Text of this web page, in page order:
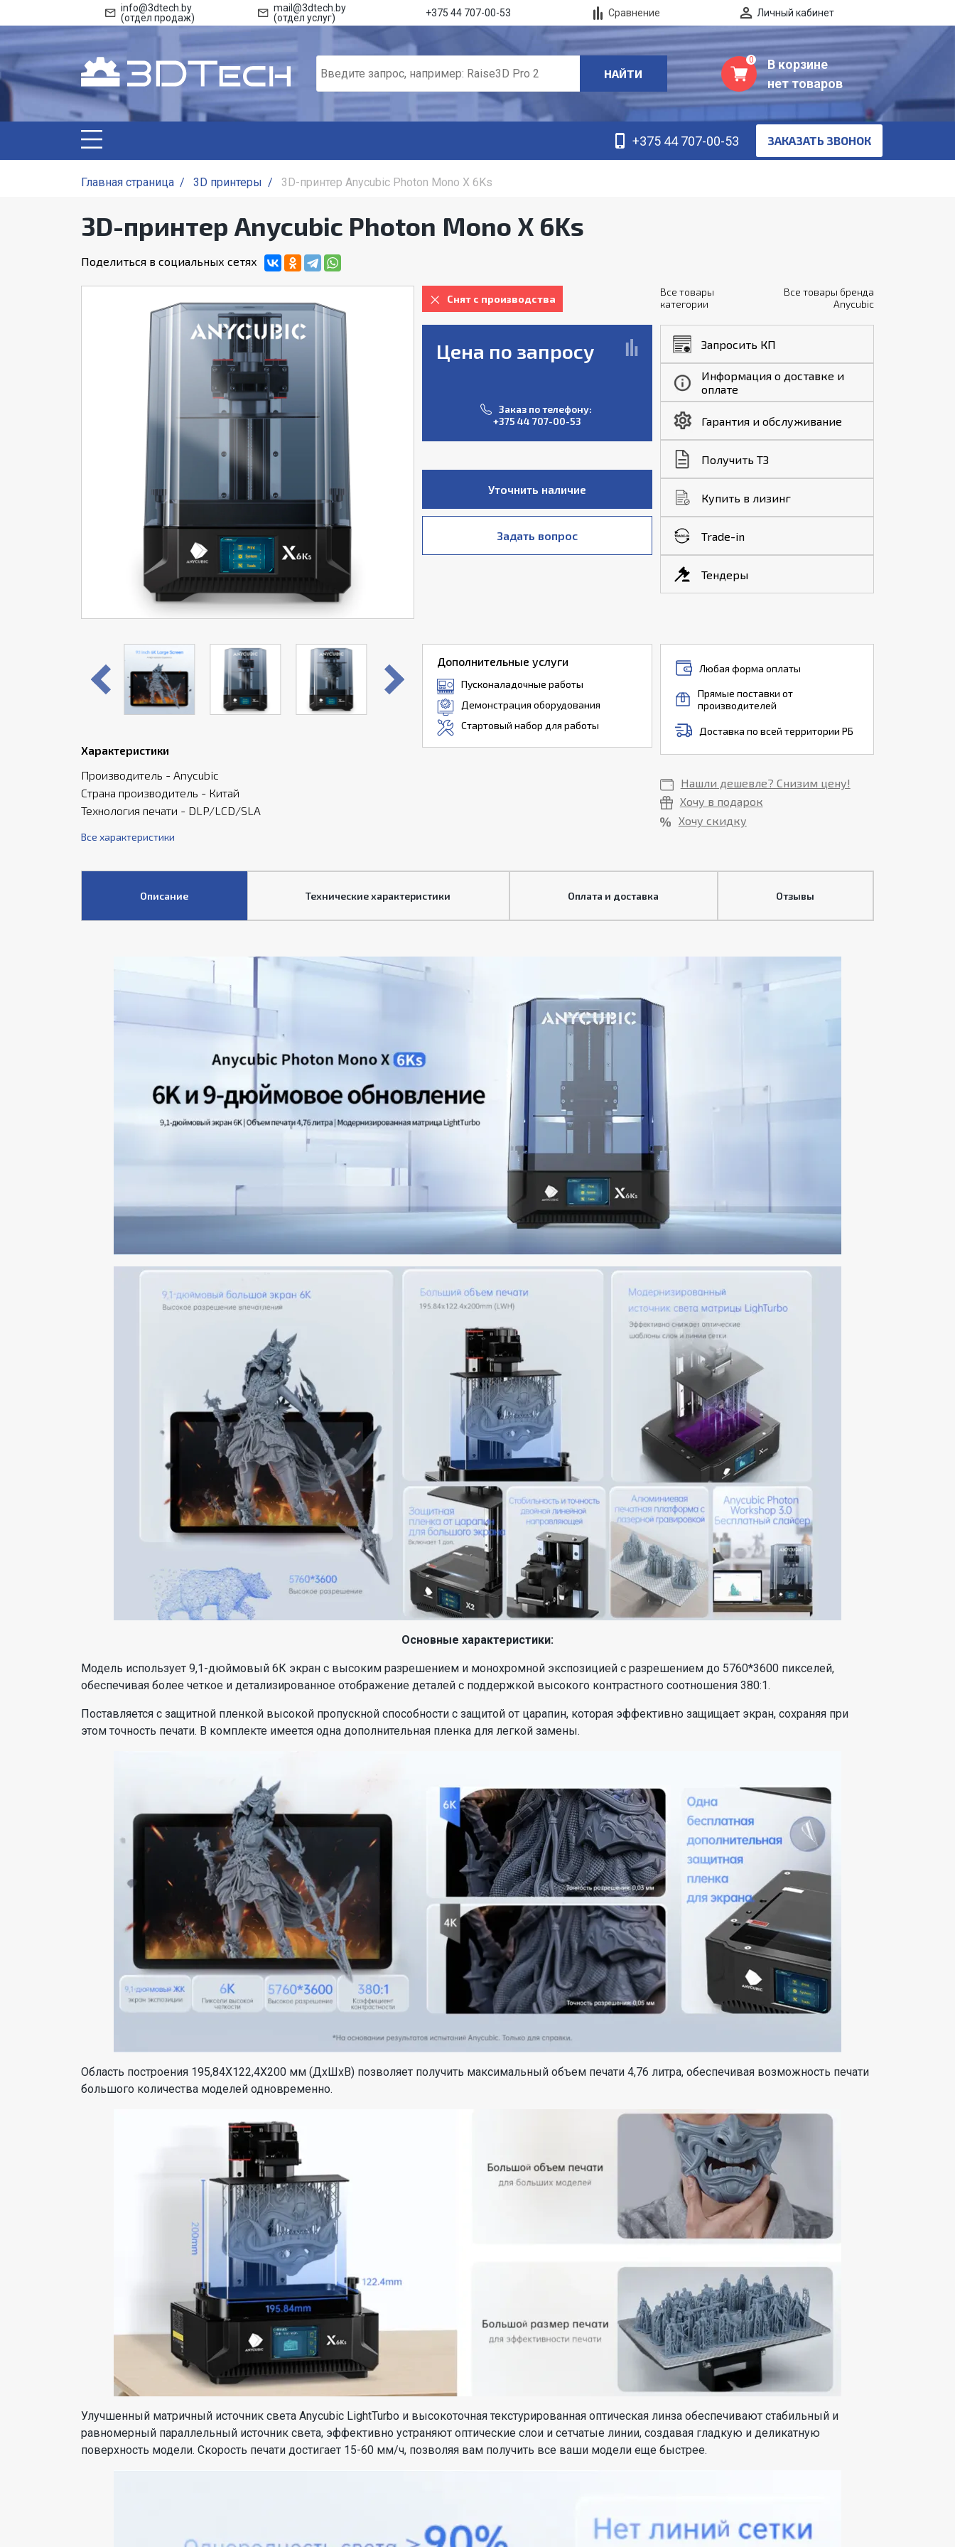
info@3dtech.by
(отдел продаж)
mail@3dtech.by
(отдел услуг)
+375 44 707-00-53 Сравнение Личный кабинет
НАЙТИ
0
В корзине
нет товаров
+375 44 707-00-53 ЗАКАЗАТЬ ЗВОНОК
Главная страница / 3D принтеры / 3D-принтер Anycubic Photon Mono X 6Ks
3D-принтер Anycubic Photon Mono X 6Ks
Поделиться в социальных сетях
Снят с производства
Цена по запросу
Заказ по телефону:
+375 44 707-00-53
Уточнить наличие
Задать вопрос
Все товары
категории
Все товары бренда
Anycubic
Запросить КП
Информация о доставке и
оплате
Гарантия и обслуживание
Получить ТЗ
Купить в лизинг
Trade-in
Тендеры
Характеристики
Производитель - Anycubic
Страна производитель - Китай
Технология печати - DLP/LCD/SLA
Все характеристики
Дополнительные услуги
Пусконаладочные работы
Демонстрация оборудования
Стартовый набор для работы
Любая форма оплаты
Прямые поставки от
производителей
Доставка по всей территории РБ
Нашли дешевле? Снизим цену!
Хочу в подарок
Хочу скидку
Описание Технические характеристики Оплата и доставка Отзывы
Основные характеристики:
Модель использует 9,1-дюймовый 6К экран с высоким разрешением и монохромной экспозицией с разрешением до 5760*3600 пикселей,
обеспечивая более четкое и детализированное отображение деталей с поддержкой высокого контрастного соотношения 380:1.
Поставляется с защитной пленкой высокой пропускной способности с защитой от царапин, которая эффективно защищает экран, сохраняя при
этом точность печати. В комплекте имеется одна дополнительная пленка для легкой замены.
Область построения 195,84X122,4X200 мм (ДxШxВ) позволяет получить максимальный объем печати 4,76 литра, обеспечивая возможность печати
большого количества моделей одновременно.
Улучшенный матричный источник света Anycubic LightTurbo и высокоточная текстурированная оптическая линза обеспечивают стабильный и
равномерный параллельный источник света, эффективно устраняют оптические слои и сетчатые линии, создавая гладкую и деликатную
поверхность модели. Скорость печати достигает 15-60 мм/ч, позволяя вам получить все ваши модели еще быстрее.